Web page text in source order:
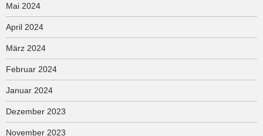
Mai 2024
April 2024
März 2024
Februar 2024
Januar 2024
Dezember 2023
November 2023